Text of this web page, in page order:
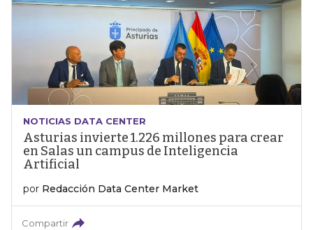
NOTICIAS DATA CENTER
Asturias invierte 1.226 millones para crear
en Salas un campus de Inteligencia
Artificial
por Redacción Data Center Market
Compartir